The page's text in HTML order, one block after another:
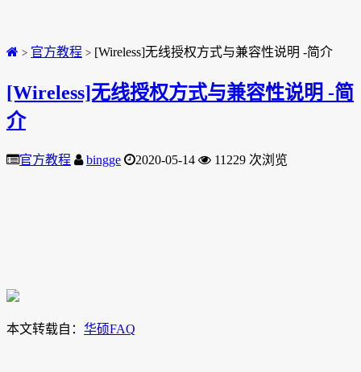
> 官方教程 > [Wireless]无线授权方式与兼容性说明 -简介
[Wireless]无线授权方式与兼容性说明 -简
介
官方教程 bingge 2020-05-14 11229 次浏览
本文转载自： 华硕FAQ